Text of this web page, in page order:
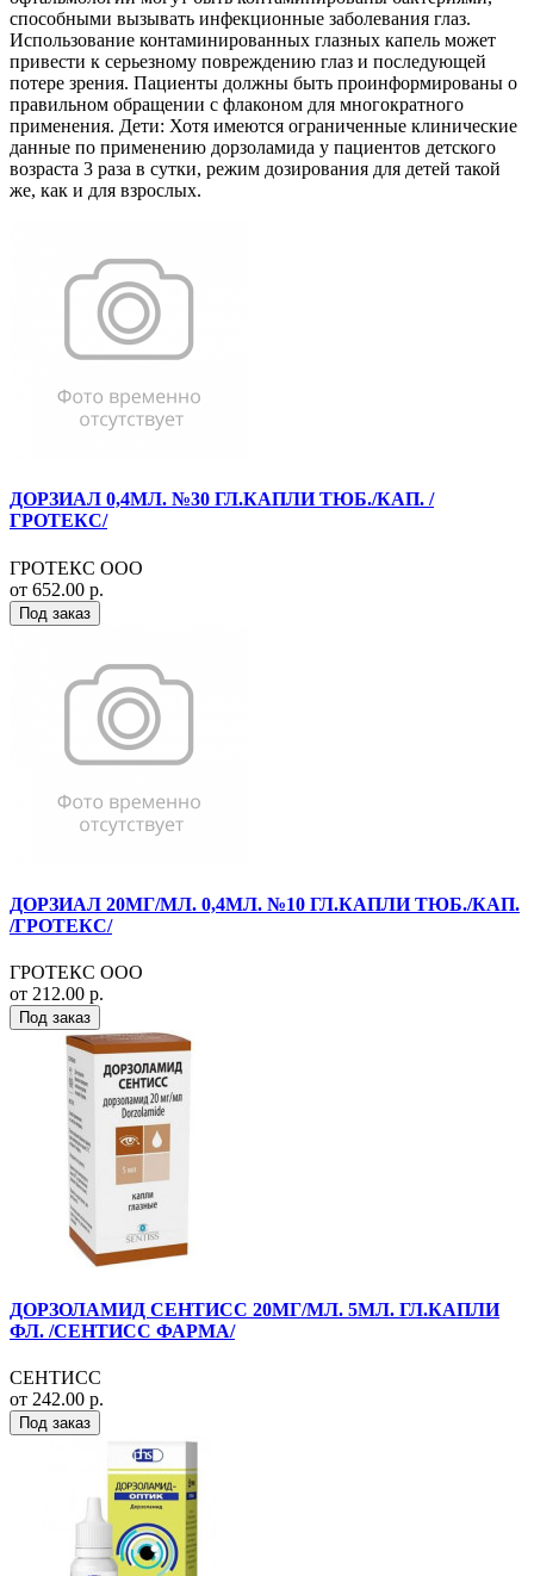
способными вызывать инфекционные заболевания глаз.
Использование контаминированных глазных капель может
привести к серьезному повреждению глаз и последующей
потере зрения. Пациенты должны быть проинформированы о
правильном обращении с флаконом для многократного
применения. Дети: Хотя имеются ограниченные клинические
данные по применению дорзоламида у пациентов детского
возраста 3 раза в сутки, режим дозирования для детей такой
же, как и для взрослых.
ДОРЗИАЛ 0,4МЛ. №30 ГЛ.КАПЛИ ТЮБ./КАП. /
ГРОТЕКС/
ГРОТЕКС ООО
от 652.00 р.
Под заказ
ДОРЗИАЛ 20МГ/МЛ. 0,4МЛ. №10 ГЛ.КАПЛИ ТЮБ./КАП.
/ГРОТЕКС/
ГРОТЕКС ООО
от 212.00 р.
Под заказ
ДОРЗОЛАМИД СЕНТИСС 20МГ/МЛ. 5МЛ. ГЛ.КАПЛИ
ФЛ. /СЕНТИСС ФАРМА/
СЕНТИСС
от 242.00 р.
Под заказ